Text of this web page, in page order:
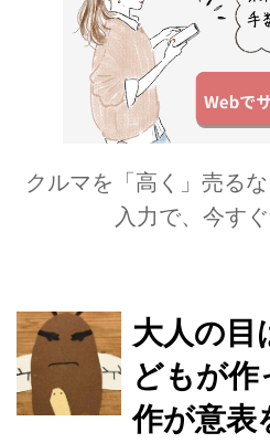
クルマを「高く」売る
入力で、今す
大人の目
どもが
作が意表